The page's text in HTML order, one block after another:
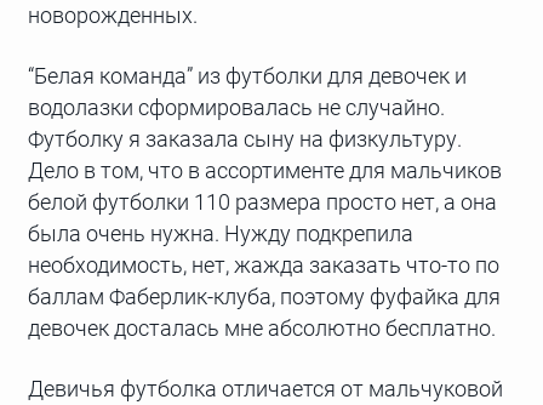
новорожденных.
“Белая команда” из футболки для девочек и
водолазки сформировалась не случайно.
Футболку я заказала сыну на физкультуру.
Дело в том, что в ассортименте для мальчиков
белой футболки 110 размера просто нет, а она
была очень нужна. Нужду подкрепила
необходимость, нет, жажда заказать что-то по
баллам Фаберлик-клуба, поэтому фуфайка для
девочек досталась мне абсолютно бесплатно.
Девичья футболка отличается от мальчуковой